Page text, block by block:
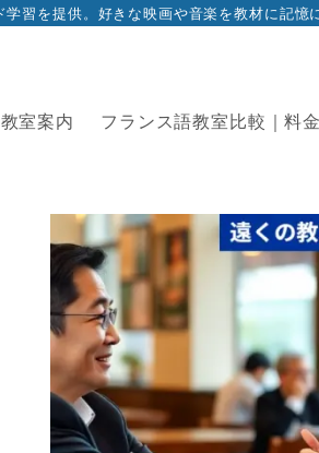
教室案内 フランス語教室比較｜料